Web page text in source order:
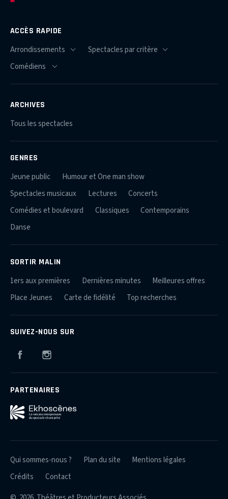
ACCÈS RAPIDE
ARCHIVES
Tous les spectacles
GENRES
Jeune public
Humour et One man show
Spectacles musicaux
Lectures
Concerts
Comédies et boulevard
Classiques
Contemporains
Danse
SORTIR MALIN
1ers aux premières Dernières minutes
Meilleures offres
Place Jeunes
Carte de fidélité Top recherches
SUIVEZ-NOUS SUR
Facebook
PARTENAIRES
Qui sommes-nous ? Plan du site
Mentions légales
Crédits
Contact